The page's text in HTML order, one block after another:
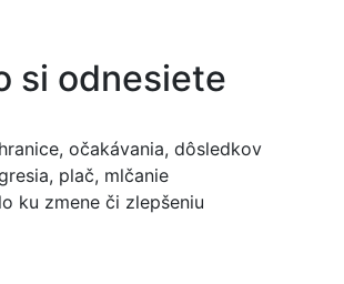
si odnesiete
očakávania, dôsledkov
plač, mlčanie
ku zmene či zlepšeniu